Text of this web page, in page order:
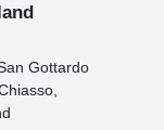
Gottardo